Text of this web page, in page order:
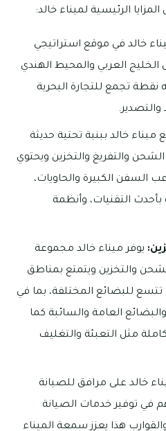
الرئيسية لميناء خالد:
خالد في موقع استراتيجي
العربي والمحيط الهندي
نقطة تجمع للتجارة البحرية
ميناء خالد ببنية تحتية حديثة
والتفريغ والتخزين ويحتوي
الكبيرة والحاويات،
التقنيات، وأنظمة
يوفر ميناء خالد مجموعة
والتخزين ويتمتع بمناطق
للبضائع المختلفة، بما في
العامة والسائبة كما
مثل التعبئة والتغليف
خالد على مرافق للصيانة
في توفير خدمات الصيانة
هذا يعزز سمعة الميناء